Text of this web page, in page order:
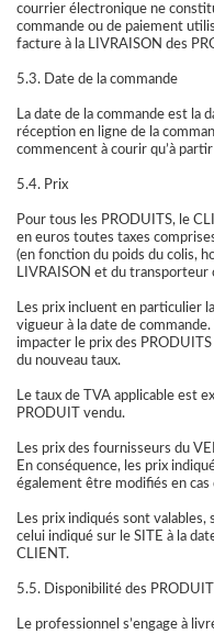
courrier électronique ne
commande ou de paiement
facture à la LIVRAISON des
5.3. Date de la commande
La date de la commande est la
réception en ligne de la
commencent à courir qu’à
5.4. Prix
Pour tous les PRODUITS, le
en euros toutes taxes
(en fonction du poids du colis,
LIVRAISON et du transporteur
Les prix incluent en particulier
vigueur à la date de
impacter le prix des
du nouveau taux.
Le taux de TVA applicable est
PRODUIT vendu.
Les prix des fournisseurs du
En conséquence, les prix
également être modifiés en cas
Les prix indiqués sont
celui indiqué sur le SITE à la
CLIENT.
5.5. Disponibilité des
Le professionnel s’engage à